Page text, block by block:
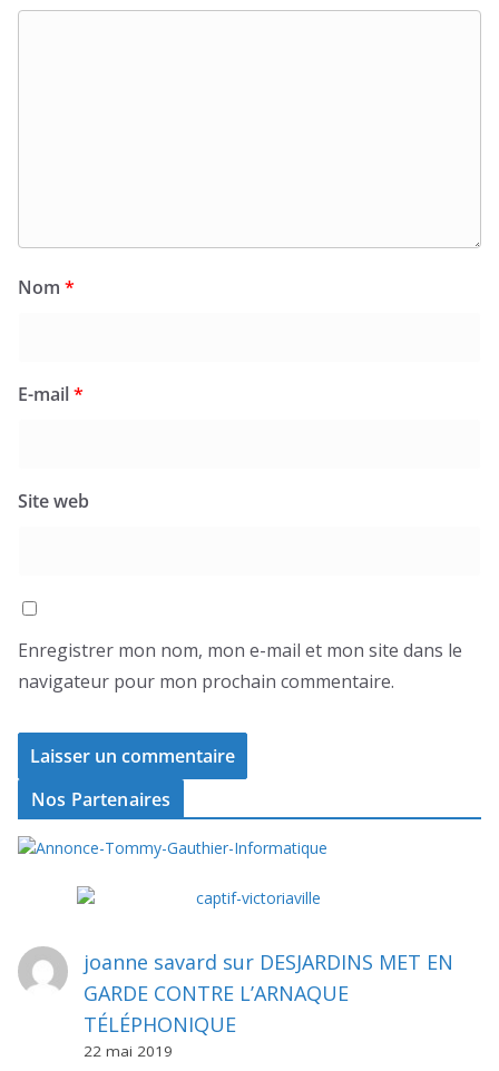
Nom *
E-mail*
Site web
Enregistrer mon nom, mon e-mail et mon site dans le
navigateur pour mon prochain commentaire.
Nos Partenaires
joanne savard sur DESJARDINS MET EN
GARDE CONTRE L’ARNAQUE
TÉLÉPHONIQUE
22 mai 2019